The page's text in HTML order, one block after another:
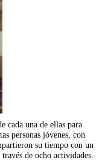
una de ellas para
personas jóvenes, con
su tiempo con un
de ocho actividades.